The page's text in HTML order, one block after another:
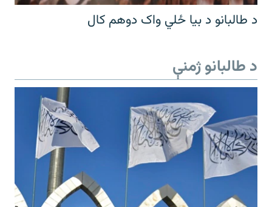
د طالبانو د بیا ځلي واک دوهم کال
د طالبانو ژمنې